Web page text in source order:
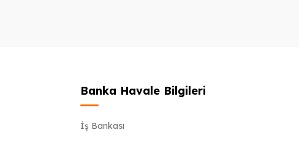
Banka Havale Bilgileri
İş Bankası